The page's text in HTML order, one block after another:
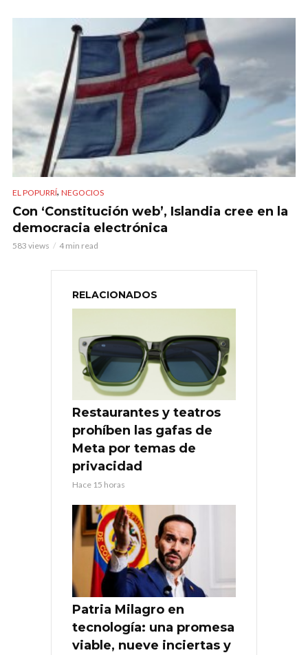
EL POPURRÍ, NEGOCIOS
Con ‘Constitución web’, Islandia cree en la
democracia electrónica
583 views 4 min read
RELACIONADOS
Restaurantes y teatros
prohíben las gafas de
Meta por temas de
privacidad
Hace 15 horas
Patria Milagro en
tecnología: una promesa
viable, nueve inciertas y